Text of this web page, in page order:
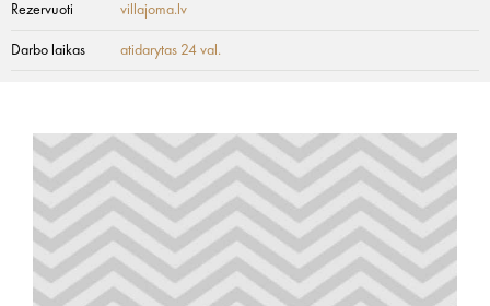
Rezervuoti villajoma.lv
Darbo laikas atidarytas 24 val.